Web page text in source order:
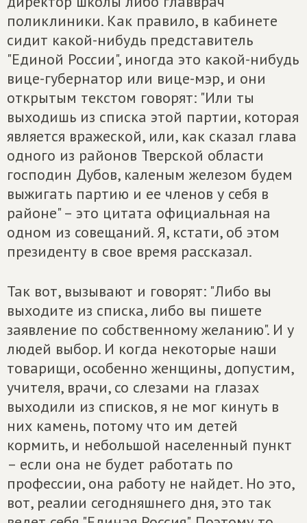
поликлиники. Как правило, в кабинете
сидит какой-нибудь представитель
"Единой России", иногда это какой-нибудь
вице-губернатор или вице-мэр, и они
открытым текстом говорят: "Или ты
выходишь из списка этой партии, которая
является вражеской, или, как сказал глава
одного из районов Тверской области
господин Дубов, каленым железом будем
выжигать партию и ее членов у себя в
районе" – это цитата официальная на
одном из совещаний. Я, кстати, об этом
президенту в свое время рассказал.
Так вот, вызывают и говорят: "Либо вы
выходите из списка, либо вы пишете
заявление по собственному желанию". И у
людей выбор. И когда некоторые наши
товарищи, особенно женщины, допустим,
учителя, врачи, со слезами на глазах
выходили из списков, я не мог кинуть в
них камень, потому что им детей
кормить, и небольшой населенный пункт
– если она не будет работать по
профессии, она работу не найдет. Но это,
вот, реалии сегодняшнего дня, это так